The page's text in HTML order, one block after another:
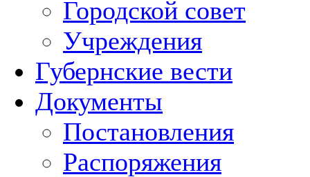
Городской совет
Учреждения
Губернские вести
Документы
Постановления
Распоряжения